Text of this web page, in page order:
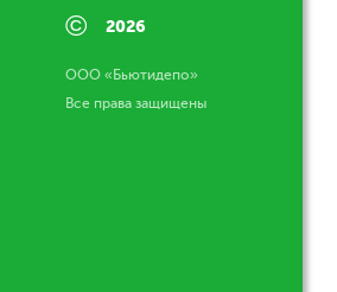
© 2026
ООО «Бьютидепо»
Все права защищены